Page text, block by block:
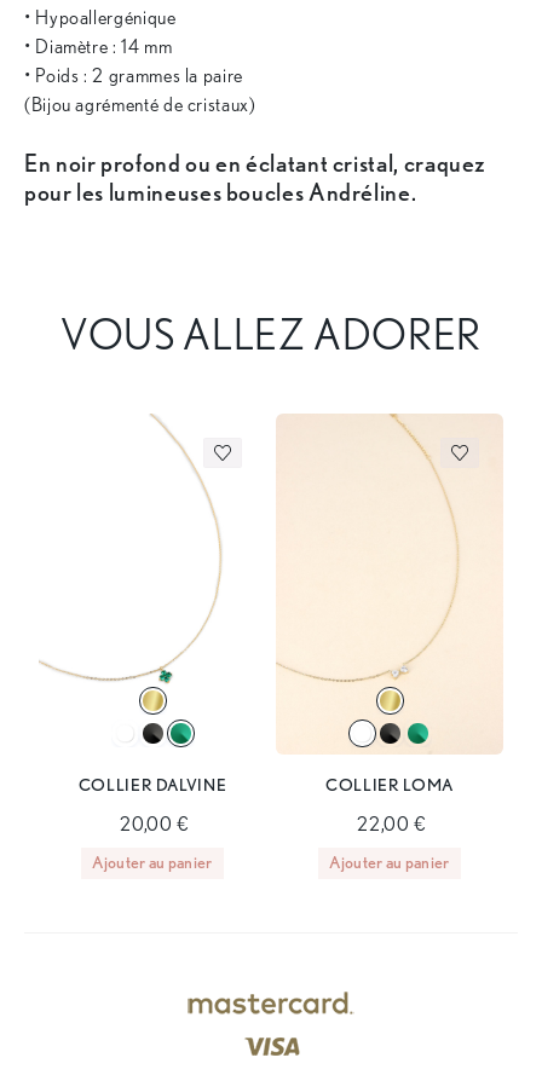
• Hypoallergénique
• Diamètre : 14 mm
• Poids : 2 grammes la paire
(Bijou agrémenté de cristaux)
En noir profond ou en éclatant cristal, craquez
pour les lumineuses boucles Andréline.
VOUS ALLEZ ADORER
COLLIER DALVINE
20,00 €
Ajouter au panier
COLLIER LOMA
22,00 €
Ajouter au panier